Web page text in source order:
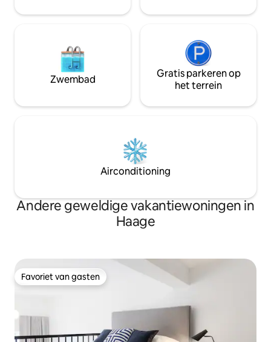
Zwembad
Gratis parkeren op
het terrein
Airconditioning
Andere geweldige vakantiewoningen in
Haage
Favoriet van gasten
Favoriet van gasten